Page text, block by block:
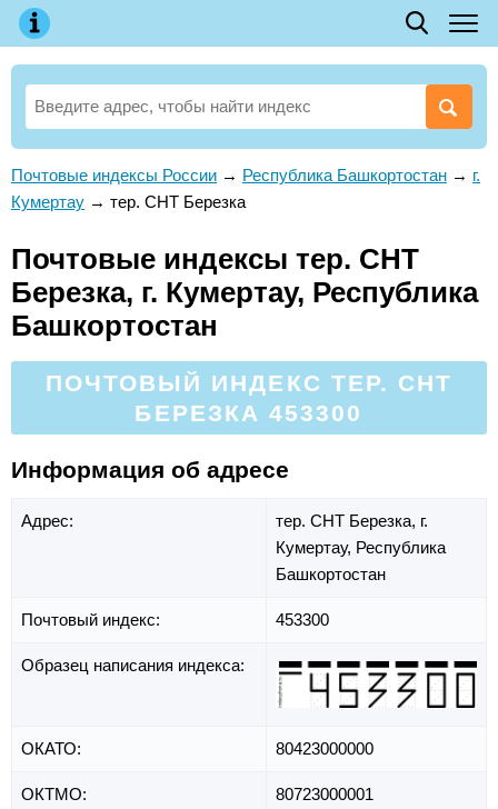
Почтовые индексы России → Республика Башкортостан → г.
Кумертау → тер. СНТ Березка
Почтовые индексы тер. СНТ
Березка, г. Кумертау, Республика
Башкортостан
ПОЧТОВЫЙ ИНДЕКС ТЕР. СНТ
БЕРЕЗКА 453300
Информация об адресе
Адрес: тер. СНТ Березка, г.
Кумертау, Республика
Башкортостан
Почтовый индекс: 453300
Образец написания индекса:
ОКАТО: 80423000000
ОКТМО: 80723000001